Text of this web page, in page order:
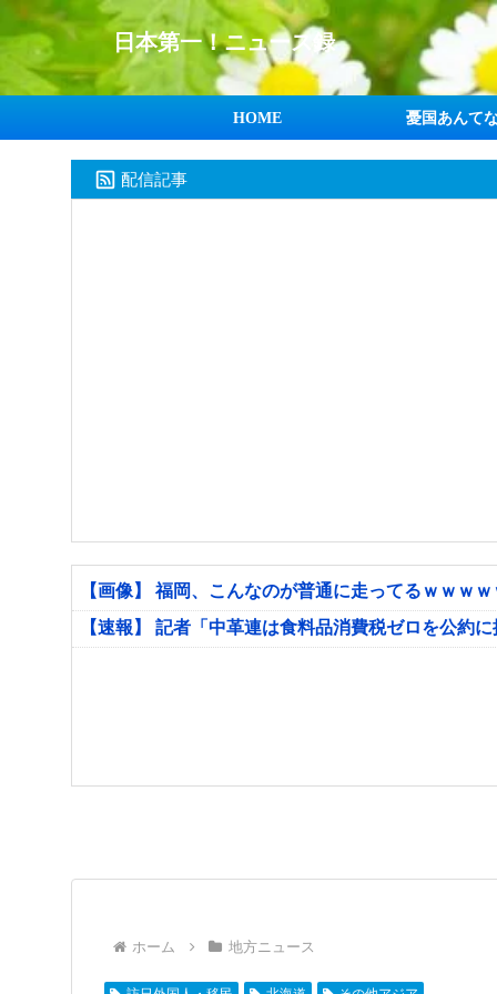
日本第一！ニュース録
HOME 憂国あんて
配信記事
【画像】 福岡、こんなのが普通に走ってるｗｗｗ
【速報】 記者「中革連は食料品消費税ゼロを公約
ホーム 地方ニュース